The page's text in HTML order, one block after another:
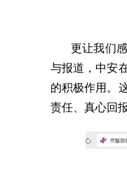
更让我们感
与报道，中安
的积极作用。
责任、真心回